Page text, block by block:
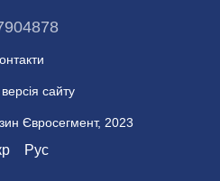
сайту
Євросегмент, 2023
Рус